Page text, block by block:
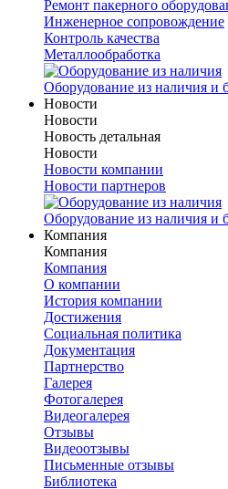
Ремонт пакерного
Инженерное сопровождение
Контроль качества
Металлообработка
Оборудование из наличия и
Новости
Новости
Новость детальная
Новости
Новости компании
Новости партнеров
Оборудование из наличия и
Компания
Компания
Компания
О компании
История компании
Достижения
Социальная политика
Документация
Партнерство
Галерея
Фотогалерея
Видеогалерея
Отзывы
Видеоотзывы
Письменные отзывы
Библиотека